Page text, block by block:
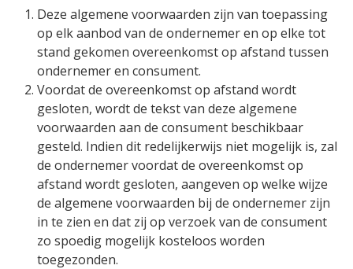
Deze algemene voorwaarden zijn van toepassing
op elk aanbod van de ondernemer en op elke tot
stand gekomen overeenkomst op afstand tussen
ondernemer en consument.
Voordat de overeenkomst op afstand wordt
gesloten, wordt de tekst van deze algemene
voorwaarden aan de consument beschikbaar
gesteld. Indien dit redelijkerwijs niet mogelijk is, zal
de ondernemer voordat de overeenkomst op
afstand wordt gesloten, aangeven op welke wijze
de algemene voorwaarden bij de ondernemer zijn
in te zien en dat zij op verzoek van de consument
zo spoedig mogelijk kosteloos worden
toegezonden.